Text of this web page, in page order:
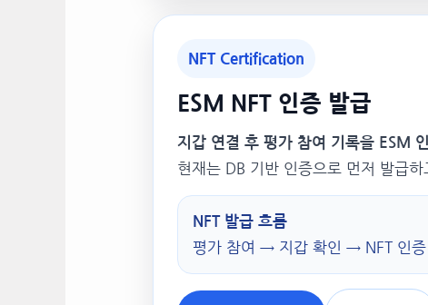
NFT Certification
ESM NFT 인증 발급
지갑 연결 후 평가 참여 기록을 ESM
현재는 DB 기반 인증으로 먼저 발급
NFT 발급 흐름
평가 참여 → 지갑 확인 → NFT 인